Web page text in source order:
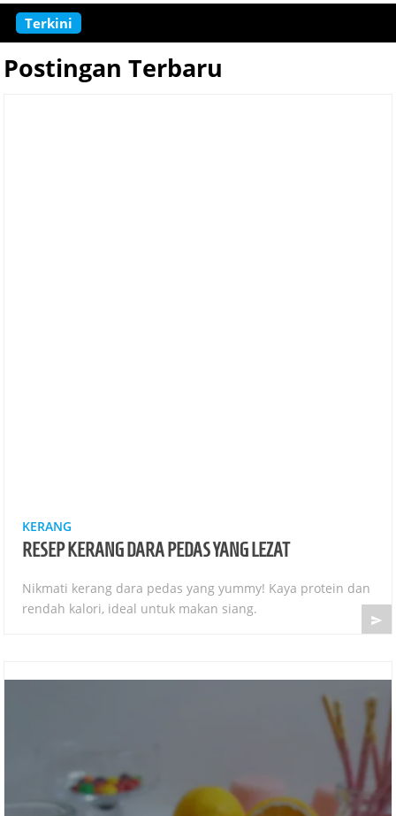
Terkini
Postingan Terbaru
KERANG
RESEP KERANG DARA PEDAS YANG LEZAT
Nikmati kerang dara pedas yang yummy! Kaya protein dan
rendah kalori, ideal untuk makan siang.
